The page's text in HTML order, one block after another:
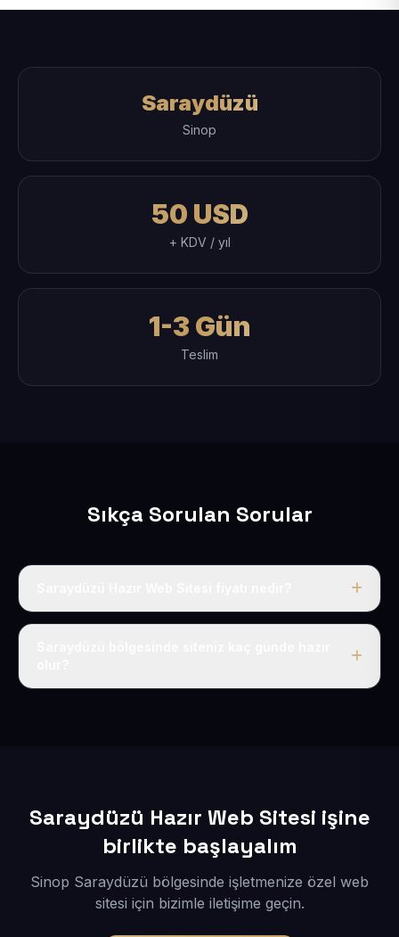
Saraydüzü
Sinop
50 USD
+ KDV / yıl
1-3 Gün
Teslim
Sıkça Sorulan Sorular
Tek fiyat uygulanır: yıllık 50 USD + KDV. Bu bedele alan
Saraydüzü Hazır Web Sitesi işine
birlikte başlayalım
Sinop Saraydüzü bölgesinde işletmenize özel web
sitesi için bizimle iletişime geçin.